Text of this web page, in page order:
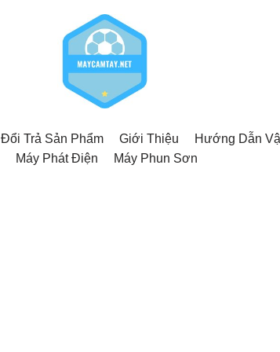
Đổi Trả Sản Phẩm Giới Thiệu Hướng Dẫn
Máy Phát Điện Máy Phun Sơn